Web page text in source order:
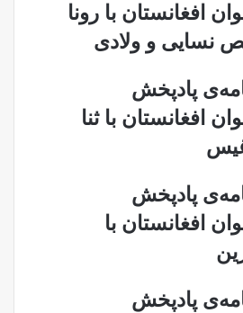
افغانستان با رونا
نسایی و ولادی
پادپخش
افغانستان با ثنا
پادپخش
افغانستان با
پادپخش